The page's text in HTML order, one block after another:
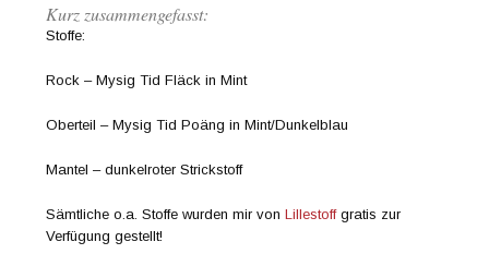
Kurz zusammengefasst:
Stoffe:
Rock – Mysig Tid Fläck in Mint
Oberteil – Mysig Tid Poäng in Mint/Dunkelblau
Mantel – dunkelroter Strickstoff
Sämtliche o.a. Stoffe wurden mir vonLillestoffgratis zur
Verfügung gestellt!